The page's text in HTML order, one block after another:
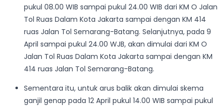
pukul 08.00 WIB sampai pukul 24.00 WIB dari KM O Jalan
Tol Ruas Dalam Kota Jakarta sampai dengan KM 414
ruas Jalan Tol Semarang-Batang. Selanjutnya, pada 9
April sampai pukul 24.00 WJB, akan dimulai dari KM O
Jalan Tol Ruas Dalam Kota Jakarta sampai dengan KM
414 ruas Jalan Tol Semarang-Batang.
Sementara itu, untuk arus balik akan dimulai skema
ganjil genap pada 12 April pukul 14.00 WIB sampai pukul